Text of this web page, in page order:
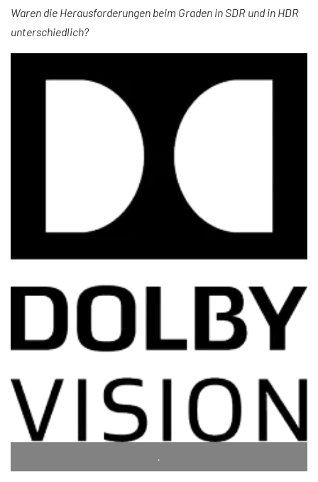
Waren die Herausforderungen beim Graden in SDR und in HDR
unterschiedlich?
.